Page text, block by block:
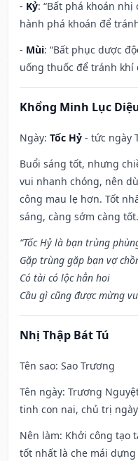
- Kỷ: “Bất phá khoán
hành phá khoán để
- Mùi: “Bất phục dược
uống thuốc để tránh khí
Khổng Minh Lục
Ngày: Tốc Hỷ - tức ngày
Buổi sáng tốt, nhưng
vui nhanh chóng, nên
công mau lẹ hơn. Tốt
sáng, càng sớm càng tốt.
“Tốc Hỷ là bạn trùng
Gặp trùng gặp bạn vợ
Có tài có lộc hẳn hoi
Cầu gì cũng được mừng
Nhị Thập Bát Tú
Tên sao: Sao Trương
Tên ngày: Trương
tinh con nai, chủ trị
Nên làm: Khởi công tạo
tốt nhất là che mái